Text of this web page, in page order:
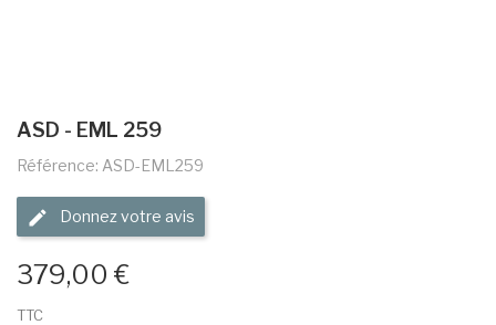
ASD - EML 259
Référence: ASD-EML259
Donnez votre avis
379,00 €
TTC